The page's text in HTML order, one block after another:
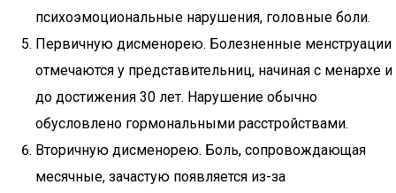
психоэмоциональные нарушения, головные боли.
Первичную дисменорею. Болезненные менструации
отмечаются у представительниц, начиная с менархе и
до достижения 30 лет. Нарушение обычно
обусловлено гормональными расстройствами.
Вторичную дисменорею. Боль, сопровождающая
месячные, зачастую появляется из-за